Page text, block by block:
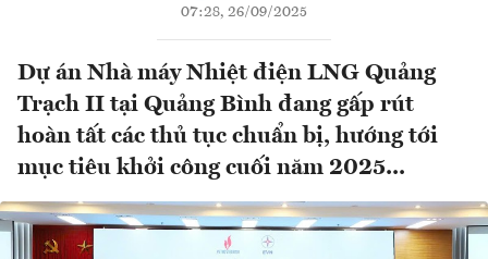
07:28, 26/09/2025
Dự án Nhà máy Nhiệt điện LNG Quảng
Trạch II tại Quảng Bình đang gấp rút
hoàn tất các thủ tục chuẩn bị, hướng tới
mục tiêu khởi công cuối năm 2025...